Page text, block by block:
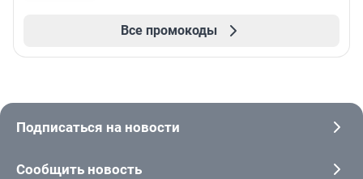
Все промокоды
Подписаться на новости
Сообщить новость